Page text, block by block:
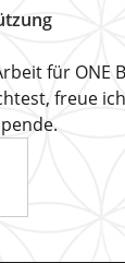
für ONE
freue